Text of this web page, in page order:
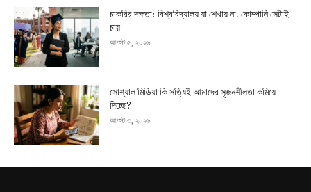
চাকরির দক্ষতা: বিশ্ববিদ্যালয় যা শেখায় না, কোম্পানি সেটাই
চায়
আগস্ট ৫, ২০২৬
সোশ্যাল মিডিয়া কি সত্যিই আমাদের সৃজনশীলতা কমিয়ে
দিচ্ছে?
আগস্ট ৩, ২০২৬